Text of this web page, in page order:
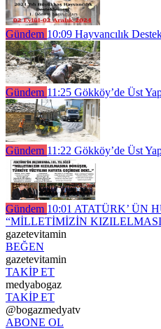
Gündem 10:09 Hayvancılık
Gündem 11:25 Gökköy’de Üst
Gündem 11:22 Gökköy’de Üst
Gündem 10:01 ATATÜRK’ ÜN
“MİLLETİMİZİN
gazetevitamin
BEĞEN
gazetevitamin
TAKİP ET
medyabogaz
TAKİP ET
@bogazmedyatv
ABONE OL